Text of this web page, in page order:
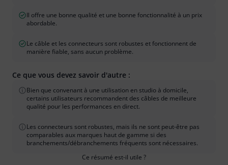
Il offre une bonne qualité et une bonne fonctionnalité à un prix
abordable.
Le câble et les connecteurs sont robustes et fonctionnent de
manière fiable, sans aucun problème.
Ce que vous devez savoir d'autre :
Bien que convenant à une utilisation en studio à domicile,
certains utilisateurs recommandent des câbles de meilleure
qualité pour les performances en direct.
Les connecteurs sont robustes, mais ils ne sont peut-être pas
comparables aux marques haut de gamme si des
branchements/débranchements fréquents sont nécessaires.
Ce résumé est-il utile ?